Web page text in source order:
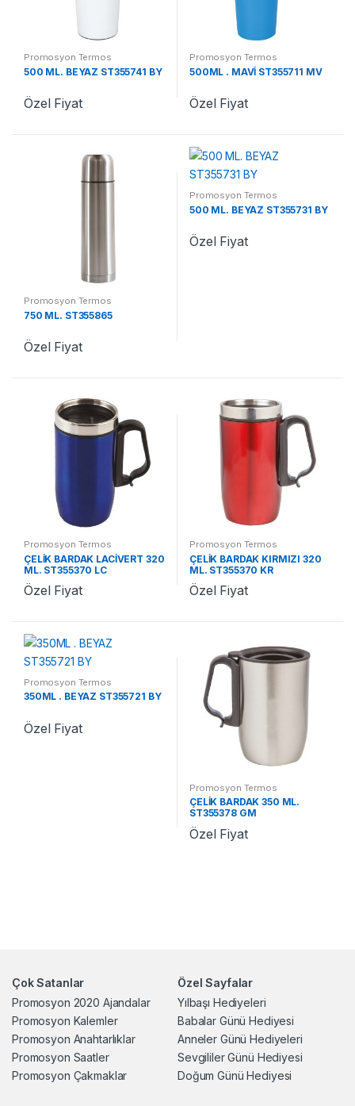
Promosyon Termos
500 ML. BEYAZ ST355741 BY
Özel Fiyat
Promosyon Termos
500ML . MAVİ ST355711 MV
Özel Fiyat
Promosyon Termos
750 ML. ST355865
Özel Fiyat
Promosyon Termos
500 ML. BEYAZ ST355731 BY
Özel Fiyat
Promosyon Termos
ÇELİK BARDAK LACİVERT 320
ML. ST355370 LC
Özel Fiyat
Promosyon Termos
ÇELİK BARDAK KIRMIZI 320
ML. ST355370 KR
Özel Fiyat
Promosyon Termos
350ML . BEYAZ ST355721 BY
Özel Fiyat
Promosyon Termos
ÇELİK BARDAK 350 ML.
ST355378 GM
Özel Fiyat
Çok Satanlar
Promosyon 2020 Ajandalar
Promosyon Kalemler
Promosyon Anahtarlıklar
Promosyon Saatler
Promosyon Çakmaklar
Özel Sayfalar
Yılbaşı Hediyeleri
Babalar Günü Hediyesi
Anneler Günü Hediyeleri
Sevgililer Günü Hediyesi
Doğum Günü Hediyesi